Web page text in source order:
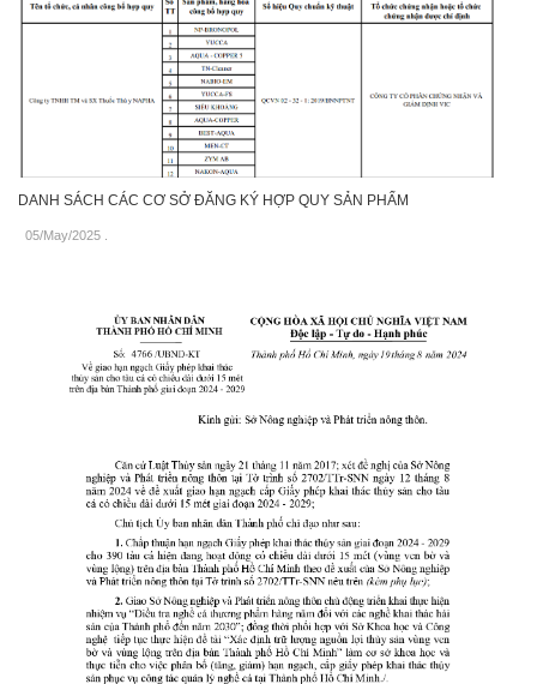
DANH SÁCH CÁC CƠ SỞ ĐĂNG KÝ HỢP QUY SẢN PHẨM
05/May/2025